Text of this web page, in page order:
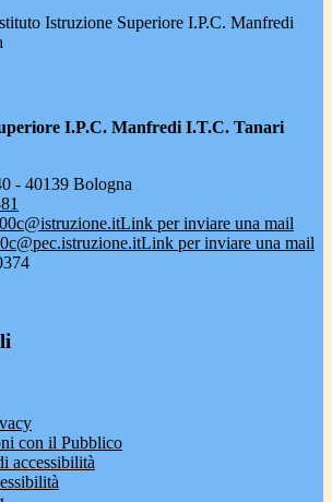
Istruzione Superiore I.P.C. Manfredi
I.P.C. Manfredi I.T.C. Tanari
- 40139 Bologna
Link per inviare una mail
Link per inviare una mail
con il Pubblico
accessibilità